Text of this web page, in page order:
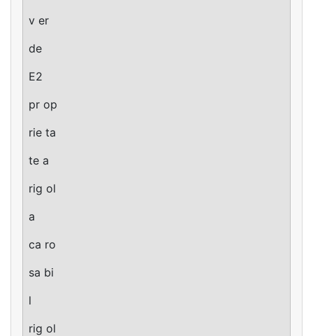
v er
de
E2
pr op
rie ta
te a
rig ol
a
ca ro
sa bi
l
rig ol